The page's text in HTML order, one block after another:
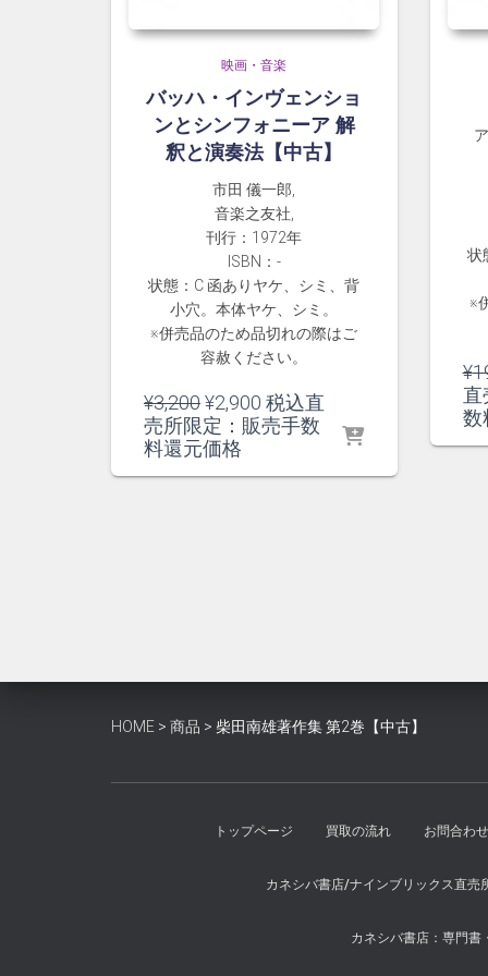
映画・音楽
バッハ・インヴェンショ
ンとシンフォニーア 解
釈と演奏法【中古】
市田 儀一郎,
音楽之友社,
刊行：1972年
ISBN：-
状態：C 函ありヤケ、シミ、背
小穴。本体ヤケ、シミ。
※併売品のため品切れの際はご
容赦ください。
¥3,200元
の
価
¥2,900 現
在
税込直
売所限定：販売手数
料還元価格
状
※
¥
直
数
HOME > 商品 > 柴田南雄著作集 第2巻【中古】
トップページ 買取の流れ お問合わ
カネシバ書店/ナインブリックス直売
カネシバ書店：専門書